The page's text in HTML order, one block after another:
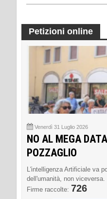
Petizioni online
Venerdì 31 Luglio 2026
NO AL MEGA
POZZAGLIO
L'intelligenza Artificiale va
dell'umanità, non viceversa.
Firme raccolte: 726